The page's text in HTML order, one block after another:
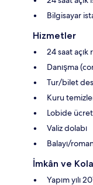
Bilgisayar
Hizmetler
24 saat açık
Danışma
Tur/bilet
Kuru
Lobide
Valiz dolabı
Balayı/
İmkân ve
Yapım yılı